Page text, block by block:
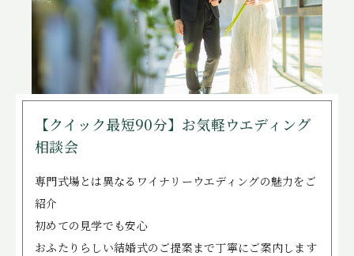
【クイック最短90分】お気軽ウエディング
相談会
専門式場とは異なるワイナリーウエディングの魅力をご
紹介
初めての見学でも安心
おふたりらしい結婚式のご提案まで丁寧にご案内します